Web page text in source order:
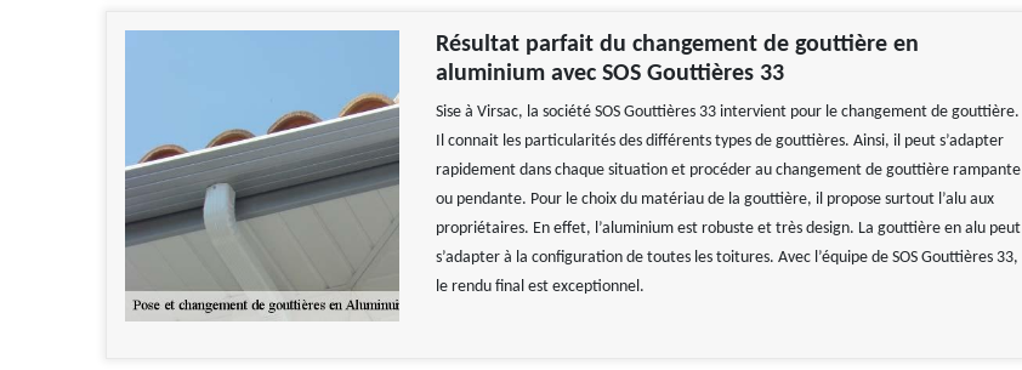
Résultat parfait du changement de gouttière en
aluminium avec SOS Gouttières 33
Sise à Virsac, la société SOS Gouttières 33 intervient pour le changement de gouttière.
Il connait les particularités des différents types de gouttières. Ainsi, il peut s’adapter
rapidement dans chaque situation et procéder au changement de gouttière rampante
ou pendante. Pour le choix du matériau de la gouttière, il propose surtout l’alu aux
propriétaires. En effet, l’aluminium est robuste et très design. La gouttière en alu peut
s’adapter à la configuration de toutes les toitures. Avec l’équipe de SOS Gouttières 33,
le rendu final est exceptionnel.